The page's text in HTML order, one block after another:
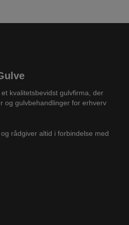
kvalitetsbevidst gulvfirma, der
og gulvbehandlinger for erhverv
rådgiver altid i forbindelse med